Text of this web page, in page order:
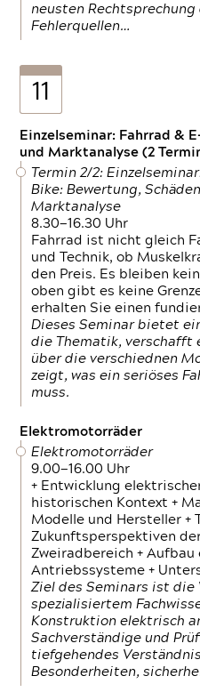
neusten
Fehlerquellen…
11
Einzelseminar: Fahrrad &
und Marktanalyse (2
Termin 2/2:
Bike: Bewertung,
Marktanalyse
8.30—16.30 Uhr
Fahrrad ist nicht gleich
und Technik, ob
den Preis. Es bleiben
oben gibt es keine
erhalten Sie einen
Dieses Seminar bietet
die Thematik, verschafft
über die verschiednen
zeigt, was ein seriöses
muss.
Elektromotorräder
Elektromotorräder
9.00—16.00 Uhr
+ Entwicklung
historischen Kontext +
Modelle und Hersteller +
Zukunftsperspektiven
Zweiradbereich +
Antriebssysteme +
Ziel des Seminars ist
spezialisiertem
Konstruktion elektrisch
Sachverständige und
tiefgehendes
Besonderheiten,